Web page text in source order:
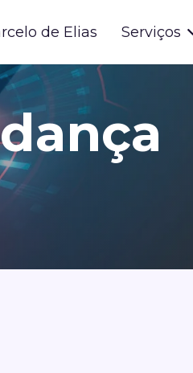
de Elias Serviços